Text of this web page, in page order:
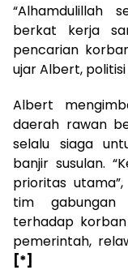
“Alhamdulillah
berkat kerja
pencarian
ujar Albert,
Albert
daerah rawan
selalu siaga
banjir susulan.
prioritas
tim gabungan
terhadap
pemerintah,
[*]